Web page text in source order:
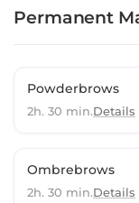
Permanent
Powderbrows
2h. 30 min.Details
Ombrebrows
2h. 30 min.Details